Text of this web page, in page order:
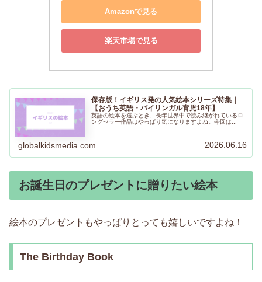
Amazonで見る
楽天市場で見る
保存版！イギリス発の人気絵本シリーズ特集｜
【おうち英語・バイリンガル育児18年】
英語の絵本を選ぶとき、長年世界中で読み継がれているロ
ングセラー作品はやっぱり気になりますよね。今回は...
globalkidsmedia.com 2026.06.16
お誕生日のプレゼントに贈りたい絵本
絵本のプレゼントもやっぱりとっても嬉しいですよね！
The Birthday Book